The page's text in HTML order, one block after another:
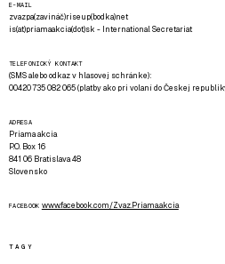
E-MAIL
zvazpa(zavináč)riseup(bodka)net
is(at)priamaakcia(dot)sk - International Secretariat
TELEFONICKÝ KONTAKT
(SMS alebo odkaz v hlasovej schránke):
00420 735 082 065 (platby ako pri volaní do Českej
ADRESA
Priama akcia
P.O. Box 16
841 06 Bratislava 48
Slovensko
FACEBOOK www.facebook.com/Zvaz.Priama.akcia
TAGY